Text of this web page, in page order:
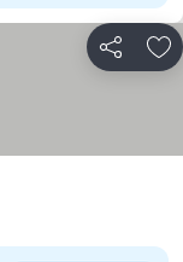
Partilhar